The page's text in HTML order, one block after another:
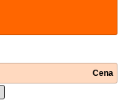
Cena